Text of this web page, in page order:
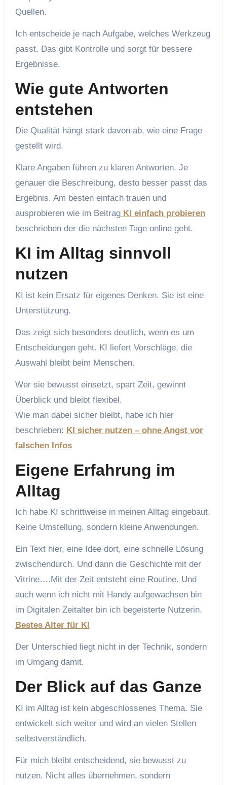
Quellen.
Ich entscheide je nach Aufgabe, welches Werkzeug
passt. Das gibt Kontrolle und sorgt für bessere
Ergebnisse.
Wie gute Antworten
entstehen
Die Qualität hängt stark davon ab, wie eine Frage
gestellt wird.
Klare Angaben führen zu klaren Antworten. Je
genauer die Beschreibung, desto besser passt das
Ergebnis. Am besten einfach trauen und
ausprobieren wie im Beitrag KI einfach probieren
beschrieben der die nächsten Tage online geht.
KI im Alltag sinnvoll
nutzen
KI ist kein Ersatz für eigenes Denken. Sie ist eine
Unterstützung.
Das zeigt sich besonders deutlich, wenn es um
Entscheidungen geht. KI liefert Vorschläge, die
Auswahl bleibt beim Menschen.
Wer sie bewusst einsetzt, spart Zeit, gewinnt
Überblick und bleibt flexibel.
Wie man dabei sicher bleibt, habe ich hier
beschrieben: KI sicher nutzen – ohne Angst vor
falschen Infos
Eigene Erfahrung im
Alltag
Ich habe KI schrittweise in meinen Alltag eingebaut.
Keine Umstellung, sondern kleine Anwendungen.
Ein Text hier, eine Idee dort, eine schnelle Lösung
zwischendurch. Und dann die Geschichte mit der
Vitrine….Mit der Zeit entsteht eine Routine. Und
auch wenn ich nicht mit Handy aufgewachsen bin
im Digitalen Zeitalter bin ich begeisterte Nutzerin.
Bestes Alter für KI
Der Unterschied liegt nicht in der Technik, sondern
im Umgang damit.
Der Blick auf das Ganze
KI im Alltag ist kein abgeschlossenes Thema. Sie
entwickelt sich weiter und wird an vielen Stellen
selbstverständlich.
Für mich bleibt entscheidend, sie bewusst zu
nutzen. Nicht alles übernehmen, sondern